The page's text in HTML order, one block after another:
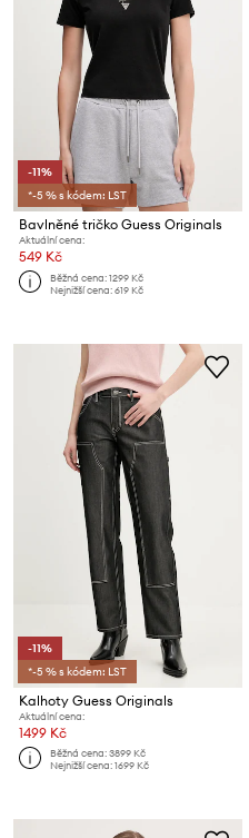
-11%
*-5 % s kódem: LST
Bavlněné tričko Guess Originals
Aktuální cena:
549 Kč
Běžná cena:1299 Kč
Nejnižší cena:619 Kč
-11%
*-5 % s kódem: LST
Kalhoty Guess Originals
Aktuální cena:
1499 Kč
Běžná cena:3899 Kč
Nejnižší cena:1699 Kč